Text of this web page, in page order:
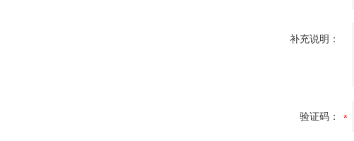
补充说明：
验证码：